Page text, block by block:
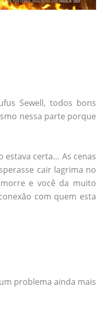
Sewell, todos bons
nessa parte porque
estava certa… As cenas
cair lagrima no
e você da muito
com quem esta
problema ainda mais